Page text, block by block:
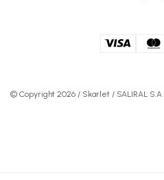
© Copyright 2026 / Skarlet / SALIRAL S.A